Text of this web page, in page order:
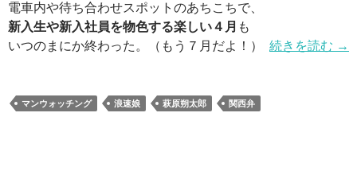
電車内や待ち合わせスポットのあちこちで、
新入生や新入社員を物色する楽しい４月 も
いつのまにか終わった。（もう７月だよ！） 続きを読む →
マンウォッチング 浪速娘 萩原朔太郎 関西弁